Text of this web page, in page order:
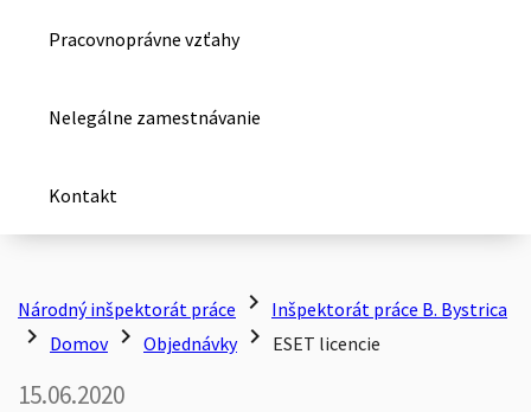
Pracovnoprávne vzťahy
Nelegálne zamestnávanie
Kontakt
Národný inšpektorát práce chevron_right Inšpektorát práce B. Bystrica
chevron_right Domov chevron_right Objednávky chevron_right ESET licencie
15.06.2020